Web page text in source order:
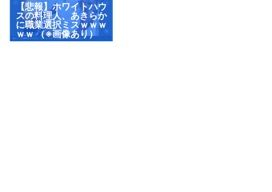
【悲報】ホワイトハウ
スの料理人、あきらか
に職業選択ミスｗｗｗ
ｗｗ （※画像あり）